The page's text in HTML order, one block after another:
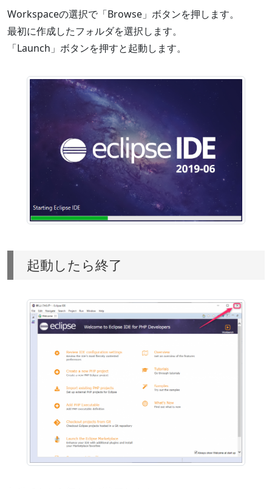
Workspaceの選択で「Browse」ボタンを押します。
最初に作成したフォルダを選択します。
「Launch」ボタンを押すと起動します。
起動したら終了